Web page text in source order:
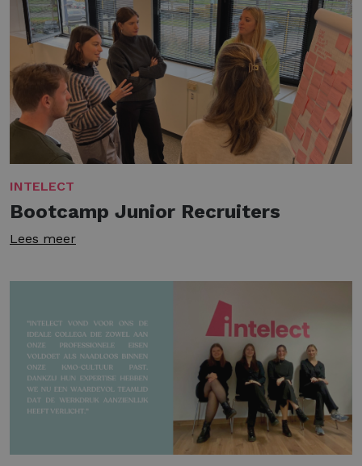
INTELECT
Bootcamp Junior Recruiters
Lees meer